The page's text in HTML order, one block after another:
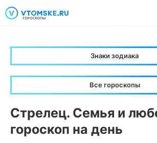
Знаки зодиака
Стрелец. Семья и
гороскоп на день
Все гороскопы